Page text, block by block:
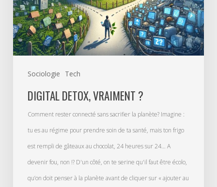
Sociologie Tech
DIGITAL DETOX, VRAIMENT ?
Comment rester connecté sans sacrifier la planète? Imagine :
tu es au régime pour prendre soin de ta santé, mais ton frigo
est rempli de gâteaux au chocolat, 24 heures sur 24… A
devenir fou, non !? D'un côté, on te serine qu'il faut être écolo,
qu’on doit penser à la planète avant de cliquer sur « ajouter au